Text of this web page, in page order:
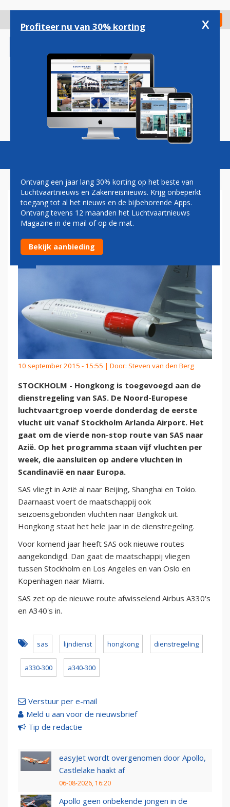
gaan
Check in
Magazine Podcasts Vacatures
SAS GESTART MET NIEUWE
ROUTE NAAR HONGKONG
10 september 2015 - 15:55 | Door: Steven van den Berg
STOCKHOLM - Hongkong is toegevoegd aan de
dienstregeling van SAS. De Noord-Europese
luchtvaartgroep voerde donderdag de eerste
vlucht uit vanaf Stockholm Arlanda Airport. Het
gaat om de vierde non-stop route van SAS naar
Azië. Op het programma staan vijf vluchten per
week, die aansluiten op andere vluchten in
Scandinavië en naar Europa.
SAS vliegt in Azië al naar Beijing, Shanghai en Tokio.
Daarnaast voert de maatschappij ook
seizoensgebonden vluchten naar Bangkok uit.
Hongkong staat het hele jaar in de dienstregeling.
Voor komend jaar heeft SAS ook nieuwe routes
aangekondigd. Dan gaat de maatschappij vliegen
tussen Stockholm en Los Angeles en van Oslo en
Kopenhagen naar Miami.
SAS zet op de nieuwe route afwisselend Airbus A330's
en A340's in.
sas lijndienst hongkong dienstregeling
a330-300 a340-300
Verstuur per e-mail
Meld u aan voor de nieuwsbrief
Tip de redactie
easyJet wordt overgenomen door Apollo,
Castlelake haakt af
06-08-2026, 16:20
Apollo geen onbekende jongen in de
Profiteer nu van 30% korting x
Ontvang een jaar lang 30% korting op het beste van
Luchtvaartnieuws en Zakenreisnieuws. Krijg onbeperkt
toegang tot al het nieuws en de bijbehorende Apps.
Ontvang tevens 12 maanden het Luchtvaartnieuws
Magazine in de mail of op de mat.
Bekijk aanbieding